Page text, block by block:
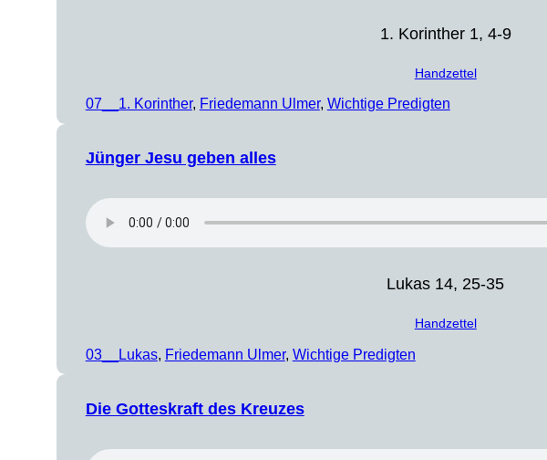
1. Korinther 1, 4-9
Handzettel
07__1. Korinther, Friedemann Ulmer, Wichtige Predigten
Jünger Jesu geben alles
Lukas 14, 25-35
Handzettel
03__Lukas, Friedemann Ulmer, Wichtige Predigten
Die Gotteskraft des Kreuzes